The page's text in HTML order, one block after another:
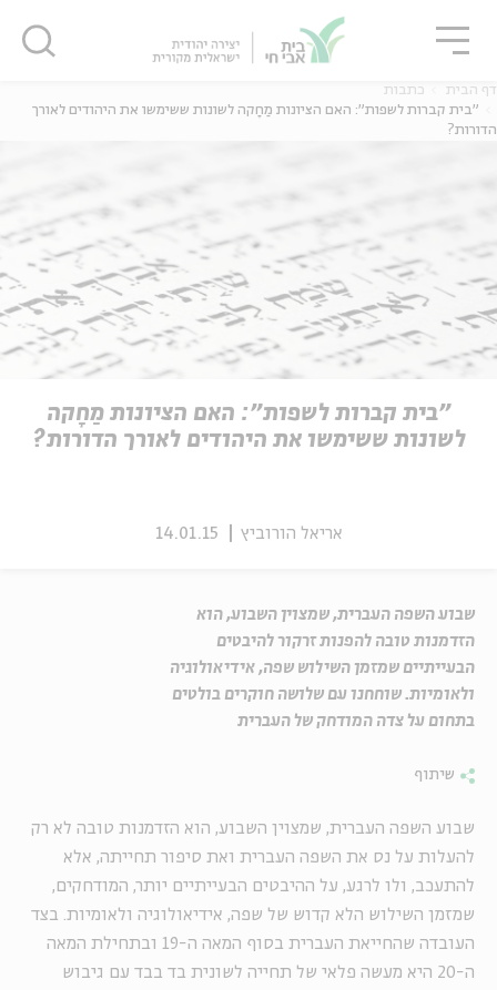
דף הבית
כתבות
"בית קברות לשפות": האם הציונות מַחָקה לשונות ששימשו את היהודים לאורך
הדורות?
"בית קברות לשפות": האם הציונות מַחָקה
לשונות ששימשו את היהודים לאורך הדורות?
אריאל הורוביץ 14.01.15
שבוע השפה העברית, שמצוין השבוע, הוא
הזדמנות טובה להפנות זרקור להיבטים
הבעייתיים שמזמן השילוש שפה, אידיאולוגיה
ולאומיות. שוחחנו עם שלושה חוקרים בולטים
בתחום על צדה המודחק של העברית
שיתוף
שבוע השפה העברית, שמצוין השבוע, הוא הזדמנות טובה לא רק
להעלות על נס את השפה העברית ואת סיפור תחייתה, אלא
להתעכב, ולו לרגע, על ההיבטים הבעייתיים יותר, המודחקים,
שמזמן השילוש הלא קדוש של שפה, אידיאולוגיה ולאומיות. בצד
העובדה שהחייאת העברית בסוף המאה ה-19 ובתחילת המאה
ה-20 היא מעשה פלאי של תחייה לשונית בד בבד עם גיבוש
סגור